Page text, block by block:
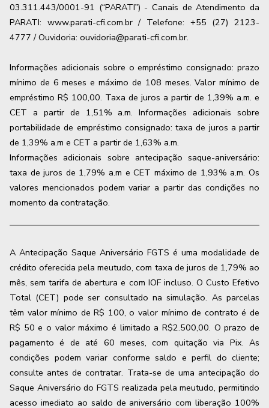
03.311.443/0001-91 (“PARATI”) - Canais de Atendimento da
PARATI: www.parati-cfi.com.br / Telefone: +55 (27) 2123-
4777 / Ouvidoria: ouvidoria@parati-cfi.com.br.
Informações adicionais sobre o empréstimo consignado: prazo
mínimo de 6 meses e máximo de 108 meses. Valor mínimo de
empréstimo R$ 100,00. Taxa de juros a partir de 1,39% a.m. e
CET a partir de 1,51% a.m. Informações adicionais sobre
portabilidade de empréstimo consignado: taxa de juros a partir
de 1,39% a.m e CET a partir de 1,63% a.m.
Informações adicionais sobre antecipação saque-aniversário:
taxa de juros de 1,79% a.m e CET máximo de 1,93% a.m. Os
valores mencionados podem variar a partir das condições no
momento da contratação.
A Antecipação Saque Aniversário FGTS é uma modalidade de
crédito oferecida pela meutudo, com taxa de juros de 1,79% ao
mês, sem tarifa de abertura e com IOF incluso. O Custo Efetivo
Total (CET) pode ser consultado na simulação. As parcelas
têm valor mínimo de R$ 100, o valor mínimo de contrato é de
R$ 50 e o valor máximo é limitado a R$2.500,00. O prazo de
pagamento é de até 60 meses, com quitação via Pix. As
condições podem variar conforme saldo e perfil do cliente;
consulte antes de contratar. Trata-se de uma antecipação do
Saque Aniversário do FGTS realizada pela meutudo, permitindo
acesso imediato ao saldo de aniversário com liberação 100%